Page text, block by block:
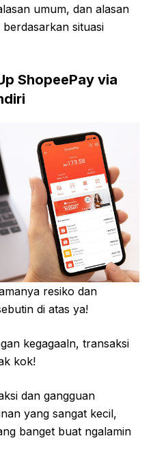
umum, dan alasan
situasi
ShopeePay via
resiko dan
di atas ya!
kegagaaln, transaksi
kok!
dan gangguan
yang sangat kecil,
banget buat ngalamin